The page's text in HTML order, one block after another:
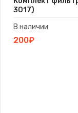
3017)
В наличии
200₽